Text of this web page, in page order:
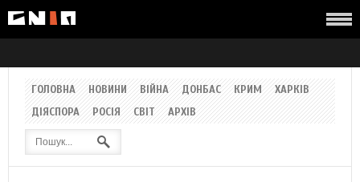
ГОЛОВНА НОВИНИ ВІЙНА ДОНБАС КРИМ
ХАРКІВ
ДІЯСПОРА
РОСІЯ СВІТ АРХІВ